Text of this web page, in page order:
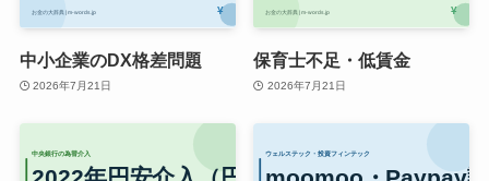
中小企業のDX格差問題
2026年7月21日
保育士不足・低賃金
2026年7月21日